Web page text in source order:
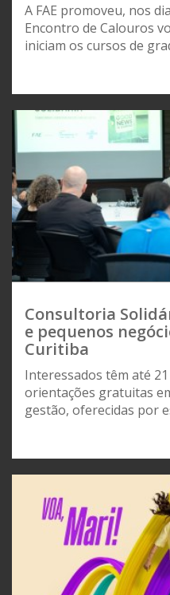
A FAE promoveu, nos
Encontro de Calouros
iniciam os cursos de
Consultoria
e pequenos
Curitiba
Interessados têm até
orientações gratuitas
gestão, oferecidas por